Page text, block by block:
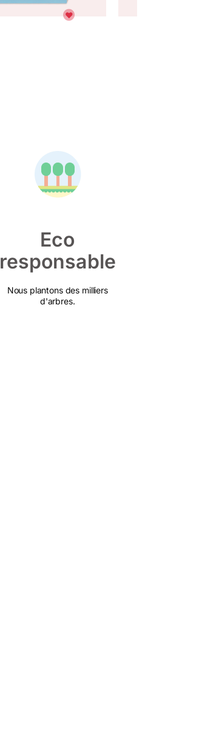
Eco
responsable
Nous plantons des milliers
d'arbres.